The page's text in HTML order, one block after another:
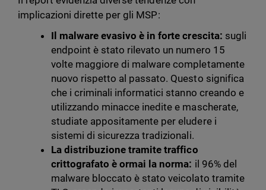
implicazioni dirette per gli MSP:
Il malware evasivo è in forte crescita: sugli
endpoint è stato rilevato un numero 15
volte maggiore di malware completamente
nuovo rispetto al passato. Questo significa
che i criminali informatici stanno creando e
utilizzando minacce inedite e mascherate,
studiate appositamente per eludere i
sistemi di sicurezza tradizionali.
La distribuzione tramite traffico
crittografato è ormai la norma: il 96% del
malware bloccato è stato veicolato tramite